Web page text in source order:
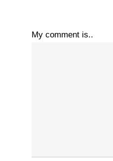
My comment is..